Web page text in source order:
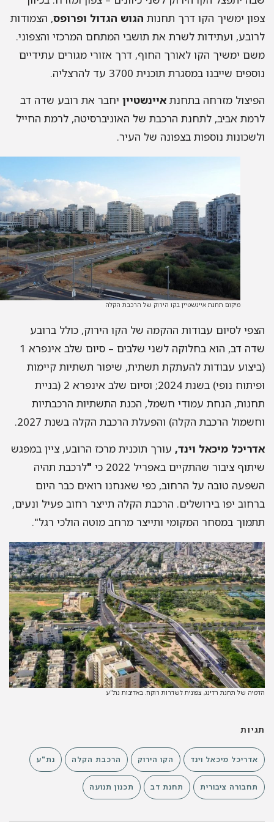
ימשיך הקו דרך תחנותהגוש הגדול ופרופס, הצמודות
ועתידות לשרת את תושבי המתחם המרכזי והצפוני.
ימשיך הקו לאורך החוף, דרך אזורי מגורים עתידיים
שייבנו במסגרת תוכנית 3700 עד להרצליה.
מזרחה בתחנתאיינשטייןיחבר את רובע שדה דב
אביב, לתחנת הרכבת של האוניברסיטה, לרמת החייל
נוספות בצפונה של העיר.
מיקום תחנת איינשטיין בקו הירוק של הרכבת הקלה
לסיום עבודות ההקמה של הקו הירוק, כולל ברובע
שדה דב, הוא בחלוקה לשני שלבים – סיום שלב אינפרא 1
עבודות להעתקת תשתית, שיפור תשתיות קיימות
ופיתוח נופי) בשנת 2024; וסיום שלב אינפרא 2 (בניית
הנחת עמודי חשמל, הכנת התשתיות הרכבתיות
הרכבת הקלה) והפעלת הרכבת הקלה בשנת 2027.
מיכאל וינד,עורך תוכנית מרכז הרובע, ציין במפגש
ציבור שהתקיים באפריל 2022 כי
"לרכבת תהיה
טובה על הרחוב, כפי שאנחנו רואים כבר היום
יפו בירושלים. הרכבת הקלה תייצר רחוב פעיל ונעים,
במסחר המקומי ותייצר מרחב מוטה הולכי רגל".
של תחנת רדינג, צפונית לשדרות רוקח. באדיבות נת"ע
אדריכל מיכאל וינד הקו הירוק הרכבת הקלה נת"ע
תחבורה ציבורית תחנת דב תכנון תנועה